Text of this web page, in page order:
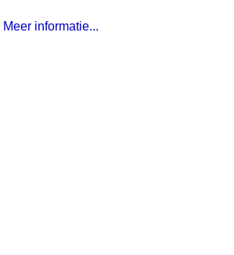
Meer informatie...